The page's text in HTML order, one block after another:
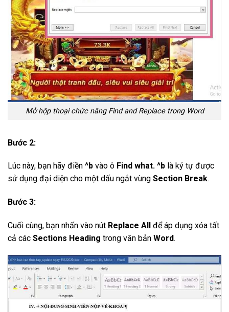
Mở hộp thoại chức năng Find and Replace trong Word
Bước 2:
Lúc này, bạn hãy điền ^b vào ô Find what. ^b là ký tự được
sử dụng đại diện cho một dấu ngắt vùng Section Break.
Bước 3:
Cuối cùng, bạn nhấn vào nút Replace All để áp dụng xóa tất
cả các Sections Heading trong văn bản Word.